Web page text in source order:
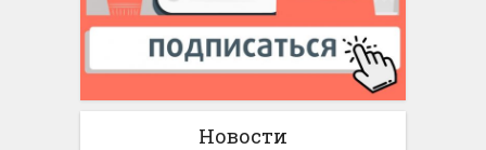
Новости